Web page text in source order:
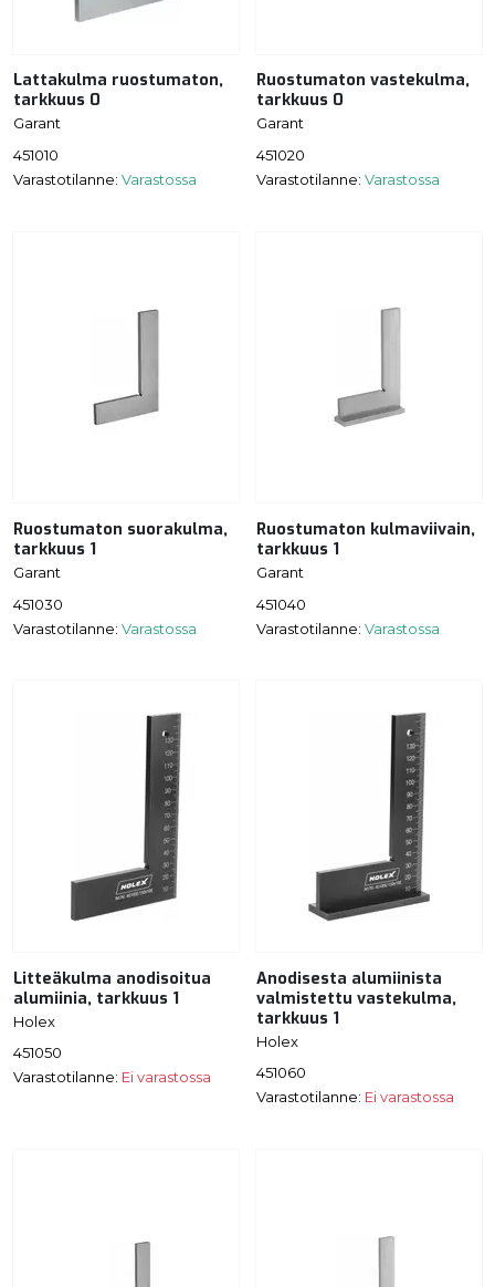
Lattakulma ruostumaton,
tarkkuus 0
Garant
451010
Varastotilanne: Varastossa
Ruostumaton vastekulma,
tarkkuus 0
Garant
451020
Varastotilanne: Varastossa
Ruostumaton suorakulma,
tarkkuus 1
Garant
451030
Varastotilanne: Varastossa
Ruostumaton kulmaviivain,
tarkkuus 1
Garant
451040
Varastotilanne: Varastossa
Litteäkulma anodisoitua
alumiinia, tarkkuus 1
Holex
451050
Varastotilanne: Ei varastossa
Anodisesta alumiinista
valmistettu vastekulma,
tarkkuus 1
Holex
451060
Varastotilanne: Ei varastossa